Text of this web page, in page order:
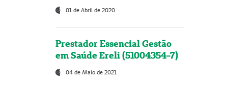
01 de Abril de 2020
Prestador Essencial Gestão
em Saúde Ereli (51004354-7)
04 de Maio de 2021